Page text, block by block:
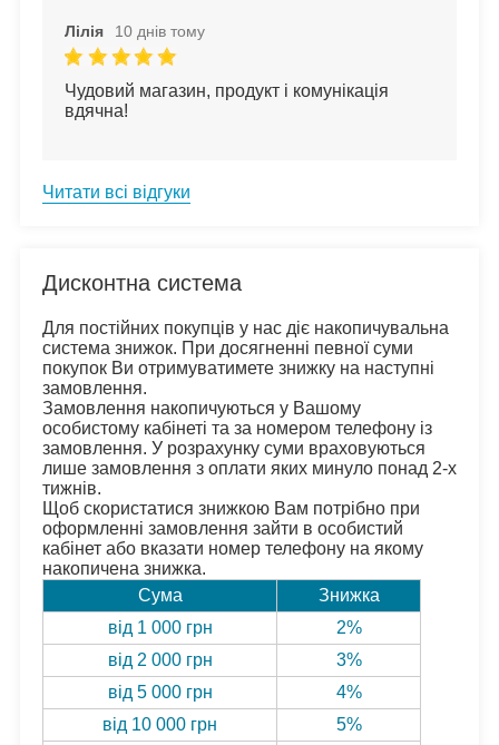
Лілія 10 днів тому
Чудовий магазин, продукт і комунікація
вдячна!
Читати всі відгуки
Дисконтна система
Для постійних покупців у нас діє накопичувальна
система знижок. При досягненні певної суми
покупок Ви отримуватимете знижку на наступні
замовлення.
Замовлення накопичуються у Вашому
особистому кабінеті та за номером телефону із
замовлення. У розрахунку суми враховуються
лише замовлення з оплати яких минуло понад 2-х
тижнів.
Щоб скористатися знижкою Вам потрібно при
оформленні замовлення зайти в особистий
кабінет або вказати номер телефону на якому
накопичена знижка.
Сума
Знижка
від 1 000 грн
2%
від 2 000 грн
3%
від 5 000 грн
4%
від 10 000 грн
5%